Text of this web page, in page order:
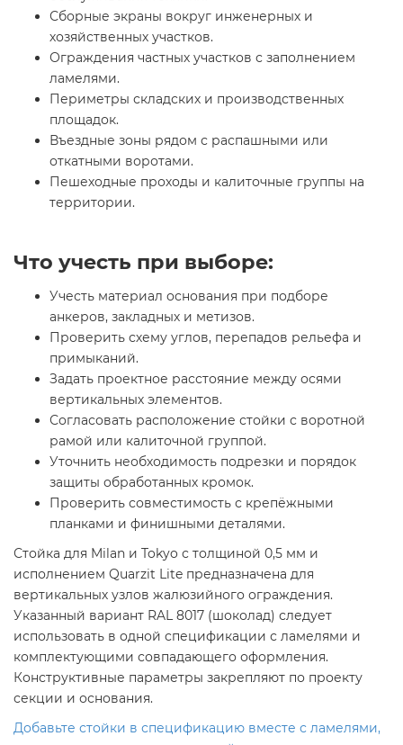
Сборные экраны вокруг инженерных и
хозяйственных участков.
Ограждения частных участков с заполнением
ламелями.
Периметры складских и производственных
площадок.
Въездные зоны рядом с распашными или
откатными воротами.
Пешеходные проходы и калиточные группы на
территории.
Что учесть при выборе:
Учесть материал основания при подборе
анкеров, закладных и метизов.
Проверить схему углов, перепадов рельефа и
примыканий.
Задать проектное расстояние между осями
вертикальных элементов.
Согласовать расположение стойки с воротной
рамой или калиточной группой.
Уточнить необходимость подрезки и порядок
защиты обработанных кромок.
Проверить совместимость с крепёжными
планками и финишными деталями.
Стойка для Milan и Tokyo с толщиной 0,5 мм и
исполнением Quarzit Lite предназначена для
вертикальных узлов жалюзийного ограждения.
Указанный вариант RAL 8017 (шоколад) следует
использовать в одной спецификации с ламелями и
комплектующими совпадающего оформления.
Конструктивные параметры закрепляют по проекту
секции и основания.
Добавьте стойки в спецификацию вместе с ламелями,